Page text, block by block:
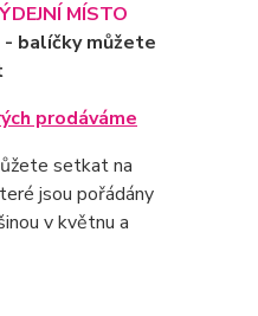
EJNÍ MÍSTO
- balíčky můžete
prodáváme
setkat na
jsou pořádány
v květnu a